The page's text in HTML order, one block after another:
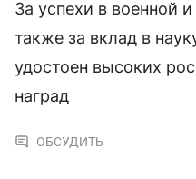
За успехи в военной
также за вклад в
удостоен высоких
наград
ОБСУДИТЬ